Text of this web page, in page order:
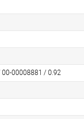
00-00008881 / 0.92